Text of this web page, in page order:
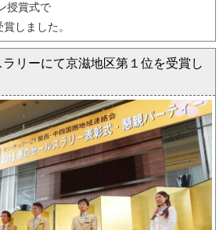
授賞式で
しました。
リーにて京滋地区第１位を受賞し